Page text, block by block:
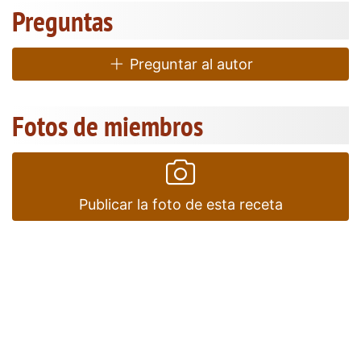
Preguntas
Preguntar al autor
Fotos de miembros
Publicar la foto de esta receta